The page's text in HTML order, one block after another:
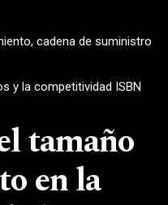
cadena de suministro
y la competitividad ISBN
tamaño
en la